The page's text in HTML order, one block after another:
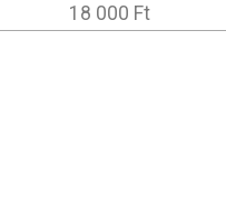
18 000 Ft